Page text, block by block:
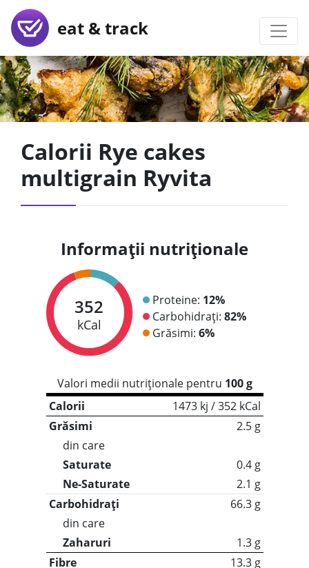
eat & track
Calorii Rye cakes
multigrain Ryvita
Informații nutriționale
352
kCal
Proteine: 12%
Carbohidrați: 82%
Grăsimi: 6%
Valori medii nutriționale pentru 100 g
Calorii
1473 kj / 352 kCal
Grăsimi
2.5 g
din care
Saturate
0.4 g
Ne-Saturate
2.1 g
Carbohidrați
66.3 g
din care
Zaharuri
1.3 g
Fibre
13.3 g